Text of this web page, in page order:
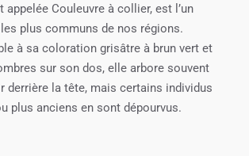
appelée Couleuvre à collier, est l’un
plus communs de nos régions.
à sa coloration grisâtre à brun vert et
sur son dos, elle arbore souvent
derrière la tête, mais certains individus
plus anciens en sont dépourvus.